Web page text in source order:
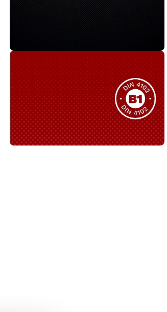
Sie haben nicht das passende
Produkt gefunden?
Wir helfen Ihnen gerne weiter!